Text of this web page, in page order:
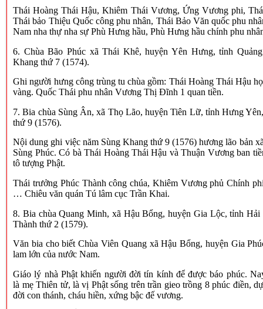
Thái Hoàng Thái Hậu, Khiêm Thái Vương, Ứng Vương phi,
Thái bảo Thiệu Quốc công phu nhân, Thái Bảo Văn quốc phu
Nam nha thự nha sự Phù Hưng hầu, Phù Hưng hầu chính phu
6. Chùa Bão Phúc xã Thái Khê, huyện Yên Hưng, tỉnh
Khang thứ 7 (1574).
Ghi người hưng công trùng tu chùa gồm: Thái Hoàng Thái Hậu
vàng. Quốc Thái phu nhân Vương Thị Đĩnh 1 quan tiền.
7. Bia chùa Sùng Ân, xã Thọ Lão, huyện Tiên Lữ, tỉnh Hưng
thứ 9 (1576).
Nội dung ghi việc năm Sùng Khang thứ 9 (1576) hương lão bản
Sùng Phúc. Có bà Thái Hoàng Thái Hậu và Thuận Vương ban
tô tượng Phật.
Thái trưởng Phúc Thành công chúa, Khiêm Vương phủ Chính
… Chiêu văn quán Tú lâm cục Trần Khai.
8. Bia chùa Quang Minh, xã Hậu Bổng, huyện Gia Lộc, tỉnh
Thành thứ 2 (1579).
Văn bia cho biết Chùa Viên Quang xã Hậu Bổng, huyện Gia
lam lớn của nước Nam.
Giáo lý nhà Phật khiến người đời tín kính để được báo phúc.
là mẹ Thiên tử, là vị Phật sống trên trần gieo trồng 8 phúc điền,
đời con thánh, cháu hiền, xứng bậc đế vương.